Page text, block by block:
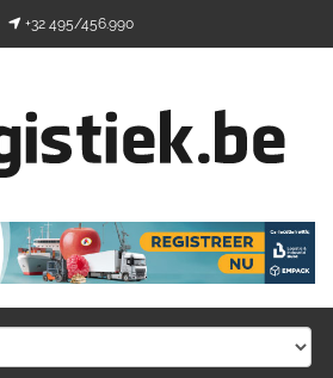
+32 495/456.990